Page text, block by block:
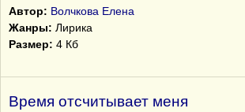
Автор: Волчкова Елена
Жанры: Лирика
Размер: 4 Кб
Время отсчитывает меня